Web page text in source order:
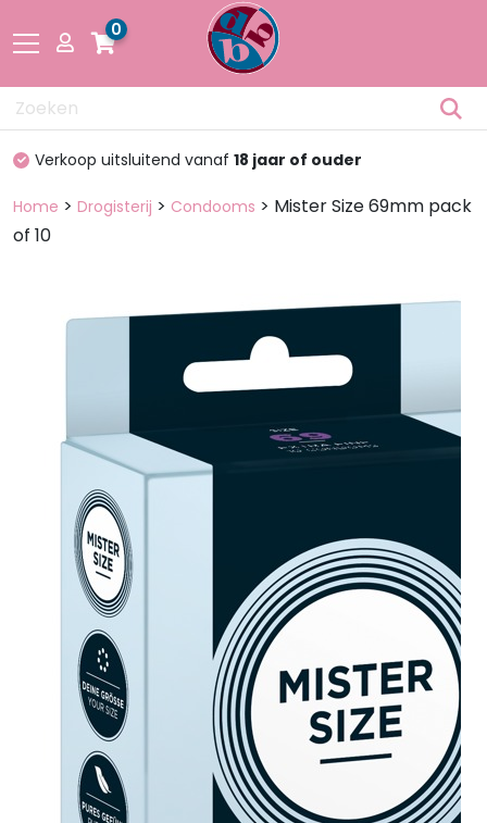
Drogisterij
Mode
en dozen
Plezier &
materiaal
Speeltjes
0
Verkoop uitsluitend vanaf18 jaar of ouder
Home > Drogisterij > Condooms > Mister Size 69mm pack
of 10